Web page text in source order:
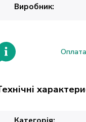
Виробник: